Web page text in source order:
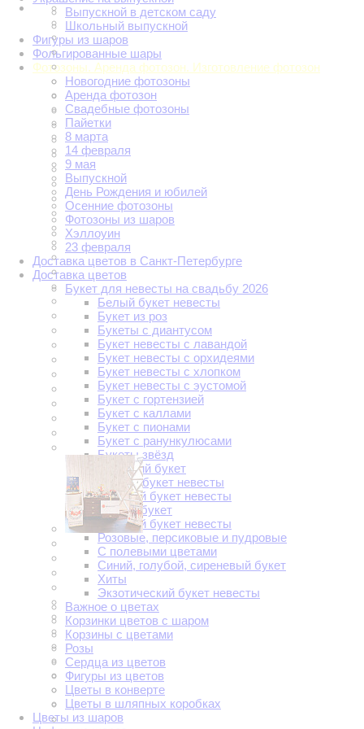
Выпускной в детском саду
Школьный выпускной
Фигуры из шаров
Фольгированные шары
Фотозоны. Аренда фотозон. Изготовление фотозон
Новогодние фотозоны
Аренда фотозон
Свадебные фотозоны
Пайетки
8 марта
14 февраля
9 мая
Выпускной
День Рождения и юбилей
Осенние фотозоны
Фотозоны из шаров
Хэллоуин
23 февраля
Доставка цветов в Санкт-Петербурге
Доставка цветов
Букет для невесты на свадьбу 2026
Белый букет невесты
Букет из роз
Букеты с диантусом
Букет невесты с лавандой
Букет невесты с орхидеями
Букет невесты с хлопком
Букет невесты с эустомой
Букет с гортензией
Букет с каллами
Букет с пионами
Букет с ранункулюсами
Букеты звёзд
Весенний букет
Зимний букет невесты
Красный букет невесты
Летний букет
Осенний букет невесты
Розовые, персиковые и пудровые
С полевыми цветами
Синий, голубой, сиреневый букет
Хиты
Экзотический букет невесты
Важное о цветах
Корзинки цветов с шаром
Корзины с цветами
Розы
Сердца из цветов
Фигуры из цветов
Цветы в конверте
Цветы в шляпных коробках
Цветы из шаров